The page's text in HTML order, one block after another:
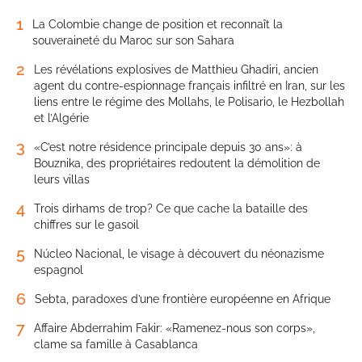
1
La Colombie change de position et reconnaît la
souveraineté du Maroc sur son Sahara
2
Les révélations explosives de Matthieu Ghadiri, ancien
agent du contre-espionnage français infiltré en Iran, sur les
liens entre le régime des Mollahs, le Polisario, le Hezbollah
et l’Algérie
3
«C’est notre résidence principale depuis 30 ans»: à
Bouznika, des propriétaires redoutent la démolition de
leurs villas
4
Trois dirhams de trop? Ce que cache la bataille des
chiffres sur le gasoil
5
Núcleo Nacional, le visage à découvert du néonazisme
espagnol
6 Sebta, paradoxes d’une frontière européenne en Afrique
7
Affaire Abderrahim Fakir: «Ramenez-nous son corps»,
clame sa famille à Casablanca